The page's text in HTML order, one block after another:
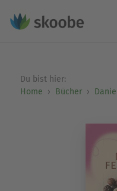
Du bist hier:
Home
Bücher